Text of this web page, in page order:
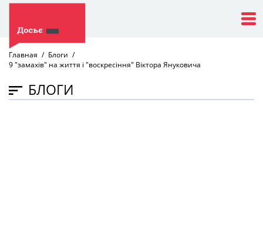
Главная
Блоги
9 "замахів" на життя і "воскресіння" Віктора Януковича
БЛОГИ